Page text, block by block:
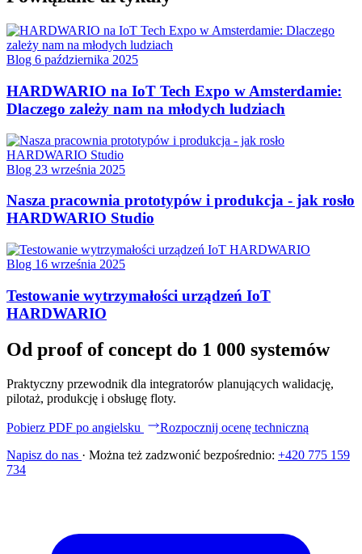
Blog 6 października 2025
HARDWARIO na IoT Tech Expo w Amsterdamie:
Dlaczego zależy nam na młodych ludziach
Blog 23 września 2025
Nasza pracownia prototypów i produkcja - jak rosło
HARDWARIO Studio
Blog 16 września 2025
Testowanie wytrzymałości urządzeń IoT
HARDWARIO
Od proof of concept do 1 000 systemów
Praktyczny przewodnik dla integratorów planujących walidację,
pilotaż, produkcję i obsługę floty.
Pobierz PDF po angielsku
Rozpocznij ocenę techniczną
Napisz do nas · Można też zadzwonić bezpośrednio: +420 775 159
734